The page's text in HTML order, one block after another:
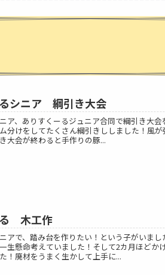
シニア 綱引き大会
ア、ありすくーるジュニア合同で綱引き大
分けをしてたくさん綱引きししました！風
大会が終わると手作りの豚...
木工作
アで、踏み台を作りたい！という子がいま
生懸命考えていました！そして2カ月ほどか
！廃材をうまく生かして上手に...